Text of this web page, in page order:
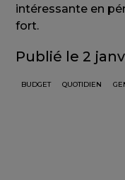
intéressante en
fort.
Publié le 2
BUDGET QUOTIDIEN